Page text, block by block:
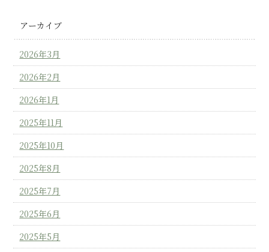
アーカイブ
2026年3月
2026年2月
2026年1月
2025年11月
2025年10月
2025年8月
2025年7月
2025年6月
2025年5月